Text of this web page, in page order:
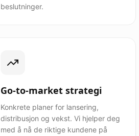
beslutninger.
Go-to-market strategi
Konkrete planer for lansering,
distribusjon og vekst. Vi hjelper deg
med å nå de riktige kundene på